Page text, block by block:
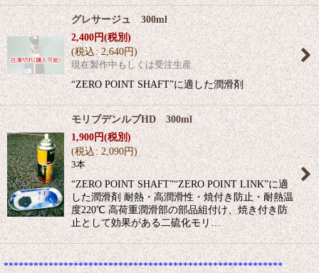
グレサージュ 300ml
2,400円(税別)
(税込: 2,640円)
現在製作中もしくは受注生産
“ZERO POINT SHAFT”に適した潤滑剤
モリブデンルブHD 300ml
1,900円(税別)
(税込: 2,090円)
3本
“ZERO POINT SHAFT”“ZERO POINT LINK”に適
した潤滑剤 耐熱・高潤滑性・焼付き防止・耐熱温
度220℃ 高荷重潤滑部の部品組付け、焼き付き防
止として効果がある二硫化モリ…
********************************************************